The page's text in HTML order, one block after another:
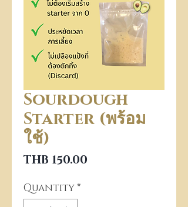
Sourdough
Starter (พร้อม
ใช้)
THB 150.00
Quantity*